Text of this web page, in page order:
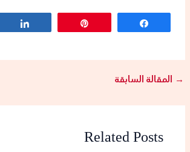
→ المقالة السابقة
Related Posts